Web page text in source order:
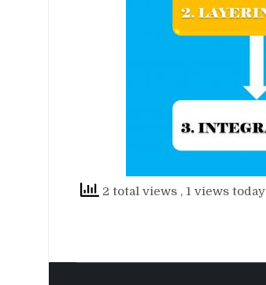
2 total views , 1 views today